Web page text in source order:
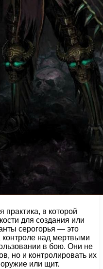
практика, в которой
для создания или
серогорья — это
над мертвыми
в бою. Они не
но и контролировать их
или щит.